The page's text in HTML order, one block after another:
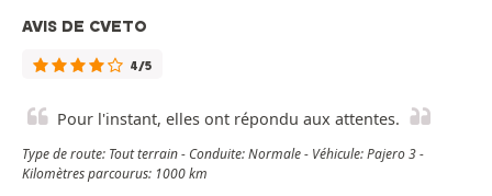
AVIS DE CVETO
4/5
Pour l'instant, elles ont répondu aux attentes.
Type de route: Tout terrain - Conduite: Normale - Véhicule: Pajero 3 -
Kilomètres parcourus: 1000 km